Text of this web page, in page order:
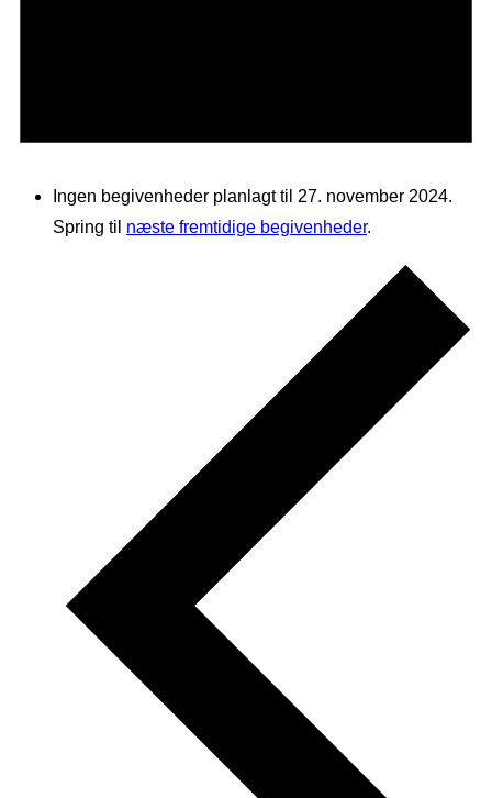
Ingen begivenheder planlagt til 27. november 2024.
Spring til næste fremtidige begivenheder.